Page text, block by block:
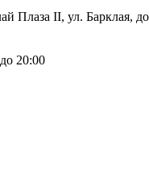
Плаза II, ул. Барклая,
20:00